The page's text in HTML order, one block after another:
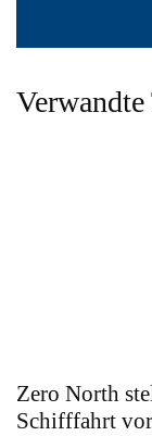
Zero North
Schifffahrt vor